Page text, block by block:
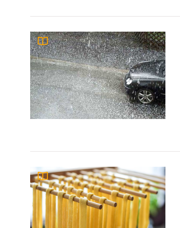
új állás után nézni?
4
A jó minőségű ablaktörlő
lapát fontosabb, mint
gondolnánk
Markus Noel
5
Ne a bizonytalanság
legyen a főszereplő: így
Professzionális
honlapkészítés: mit kérj be
ajánlatkérés előtt?
Markus Noel
7
Legfinomabb spanyol
ételek